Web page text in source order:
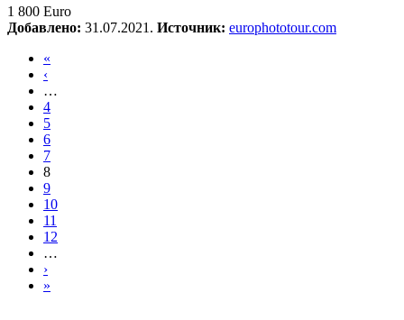
1 800 Euro
Добавлено: 31.07.2021. Источник: europhototour.com
«
‹
…
4
5
6
7
8
9
10
11
12
…
›
»